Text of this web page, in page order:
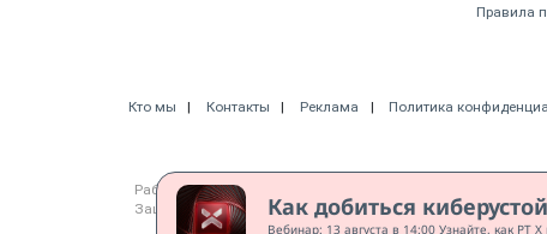
Как добиться
Вебинар: 13 августа в 14:00 Узнайте, как PT
Правила
Кто мы Контакты Реклама Политика
Работает на CMS "1С-Битрикс: Управление сайтом"
Защищено CURATOR